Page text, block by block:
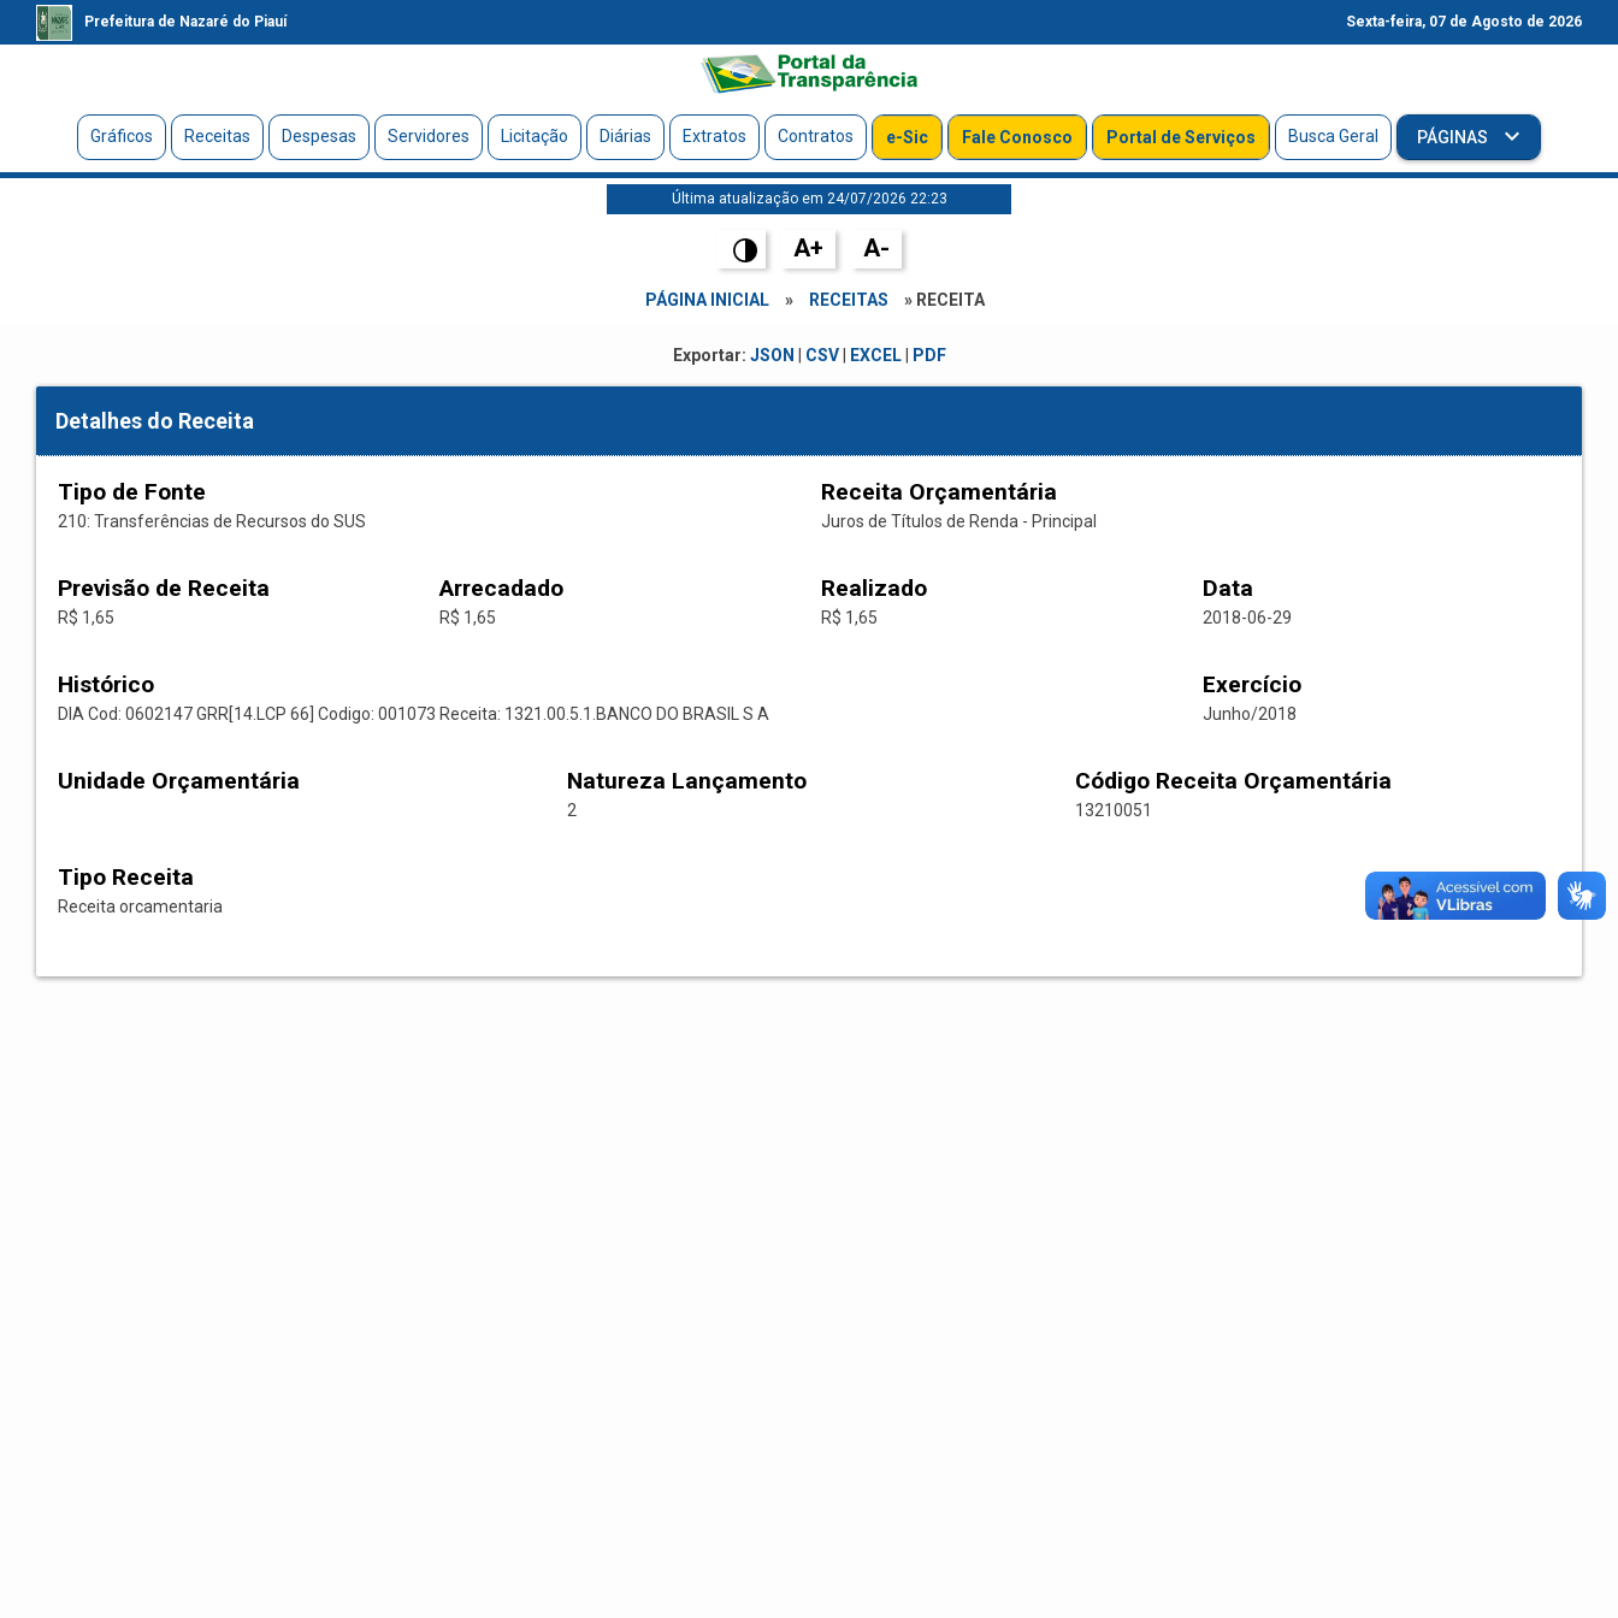
Prefeitura de Nazaré do Piauí Sexta-feira, 07 de Agosto de 2026
Gráficos Receitas Despesas Servidores Licitação Diárias Extratos Contratos e-Sic Fale Conosco Portal de Serviços Busca Geral PÁGINAS
Última atualização em 24/07/2026 22:23
A+ A-
PÁGINA INICIAL » RECEITAS » RECEITA
Exportar: JSON CSV| EXCEL| PDF
Detalhes do Receita
Tipo de Fonte
210: Transferências de Recursos do SUS
Receita Orçamentária
Juros de Títulos de Renda - Principal
Previsão de Receita
R$ 1,65
Arrecadado
R$ 1,65
Realizado
R$ 1,65
Data
2018-06-29
Histórico
DIA Cod: 0602147 GRR[14.LCP 66] Codigo: 001073 Receita: 1321.00.5.1.BANCO DO BRASIL S A
Exercício
Junho/2018
Unidade Orçamentária Natureza Lançamento
2
Código Receita Orçamentária
13210051
Tipo Receita
Receita orcamentaria